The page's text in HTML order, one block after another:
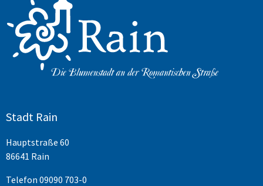
Stadt Rain
Hauptstraße 60
86641 Rain
Telefon 09090 703-0